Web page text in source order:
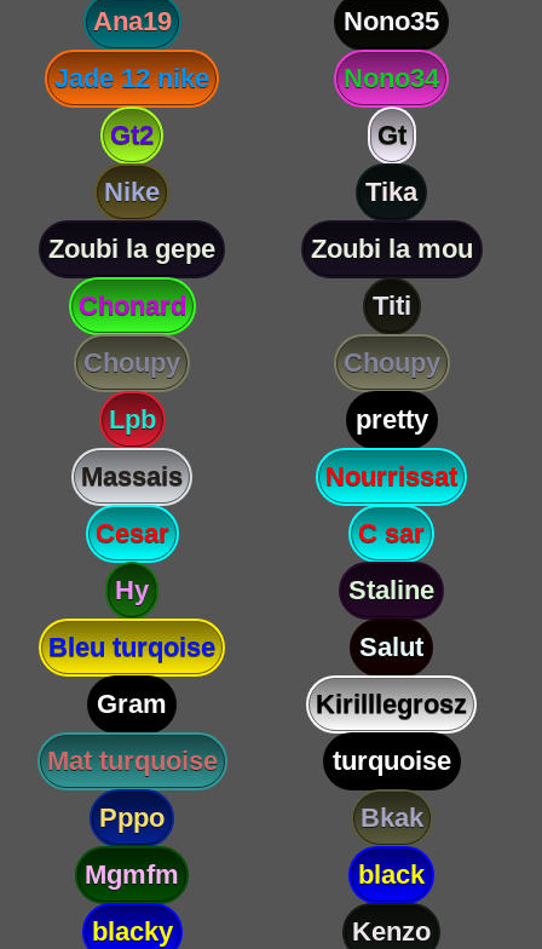
Ana19
Nono35
Jade 12 nike
Nono34
Gt2
Gt
Nike
Tika
Zoubi la gepe
Zoubi la mou
Chonard
Titi
Choupy
Choupy
Lpb
pretty
Massais
Nourrissat
Cesar
C sar
Hy
Staline
Bleu turqoise
Salut
Gram
Kirilllegrosz
Mat turquoise
turquoise
Pppo
Bkak
Mgmfm
black
blacky
Kenzo